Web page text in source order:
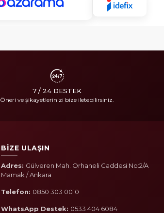
7 / 24 DESTEK
Öneri ve şikayetlerinizi bize iletebilirsiniz.
BİZE ULAŞIN
Adres: Gülveren Mah. Orhaneli Caddesi No:2/A
Mamak / Ankara
Telefon: 0850 303 0010
WhatsApp Destek: 0533 404 6084